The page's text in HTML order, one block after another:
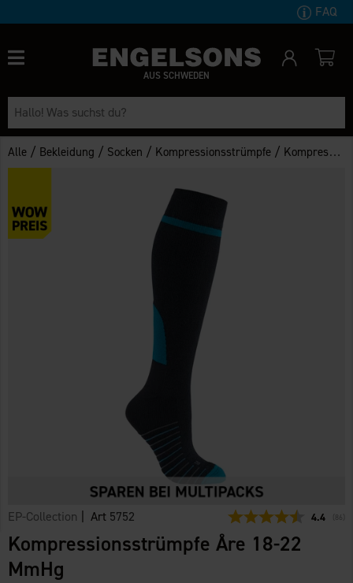
FAQ
AUS SCHWEDEN
Alle / Bekleidung / Socken / Kompressionsstrümpfe / Kompressionsstrümpfe Åre 18-22 mmHg
EP-Collection | Art 5752 4.4 86
Kompressionsstrümpfe Åre 18-22
MmHg